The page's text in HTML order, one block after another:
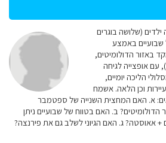
(שלושה בוגרים
של שבועיים באמצע
ב-15) שיתמקד באזור הדולומיטים,
עם אופצייה לגיחה
הליכה יומיים,
וכן הלאה. אשמח
א. האם המחצית השנייה של ספטמבר
הדולומיטים? ב. האם בטווח של שבועיים ניתן
אאוסטה? ג. האם הגיוני לשלב גם את פירנצה?